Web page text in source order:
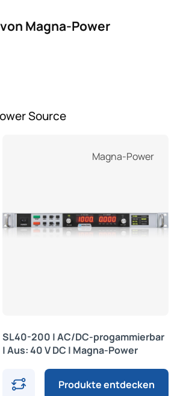
Magna-Power
Source
Magna-Power
SL40-200 | AC/DC-progammierbar
| Aus: 40 V DC | Magna-Power
Produkte entdecken